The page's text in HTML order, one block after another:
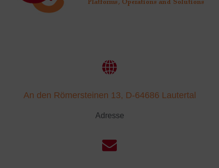
An den Römersteinen 13, D-64686 Lautertal
Adresse